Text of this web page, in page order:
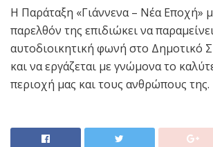
Η Παράταξη «Γιάννενα – Νέα Εποχή»
παρελθόν της επιδιώκει να
αυτοδιοικητική φωνή στο Δημοτικό
και να εργάζεται με γνώμονα το
περιοχή μας και τους ανθρώπους της.